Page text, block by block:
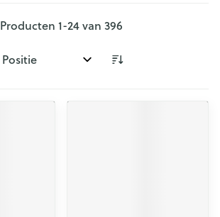
Producten 1-24van 396
Sorteer op: